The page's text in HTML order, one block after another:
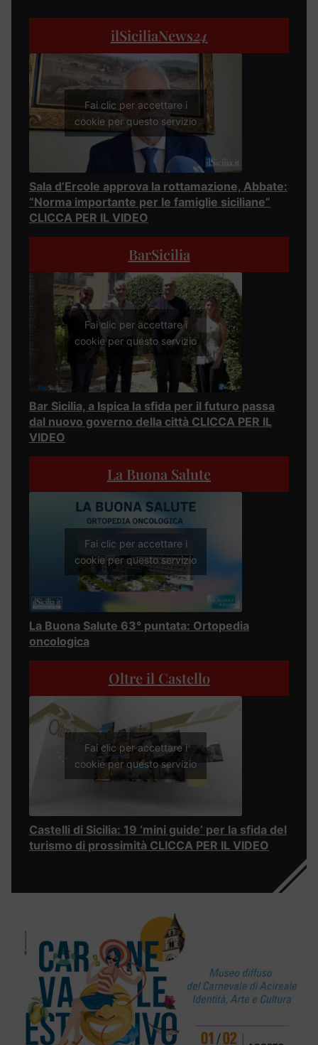
ilSiciliaNews24
Fai clic per accettare i
cookie per questo servizio
Sala d’Ercole approva la rottamazione, Abbate:
“Norma importante per le famiglie siciliane”
CLICCA PER IL VIDEO
BarSicilia
Fai clic per accettare i
cookie per questo servizio
Bar Sicilia, a Ispica la sfida per il futuro passa
dal nuovo governo della città CLICCA PER IL
VIDEO
La Buona Salute
Fai clic per accettare i
cookie per questo servizio
La Buona Salute 63° puntata: Ortopedia
oncologica
Oltre il Castello
Fai clic per accettare i
cookie per questo servizio
Castelli di Sicilia: 19 ‘mini guide’ per la sfida del
turismo di prossimità CLICCA PER IL VIDEO